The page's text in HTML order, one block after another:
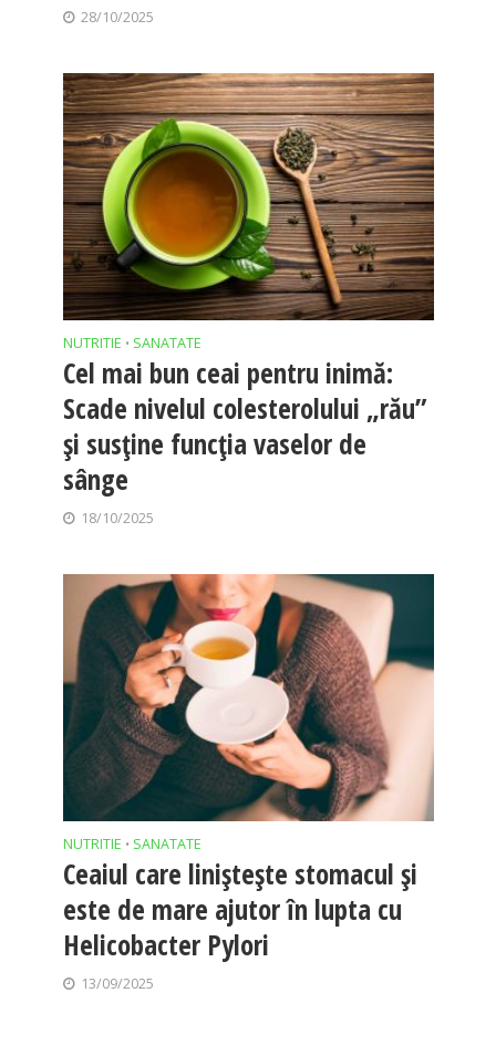
28/10/2025
NUTRITIE • SANATATE
Cel mai bun ceai pentru inimă:
Scade nivelul colesterolului „rău”
și susține funcția vaselor de
sânge
18/10/2025
NUTRITIE • SANATATE
Ceaiul care liniștește stomacul și
este de mare ajutor în lupta cu
Helicobacter Pylori
13/09/2025